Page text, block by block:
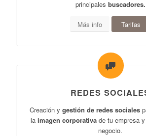
principales buscadores.
Más info Tarifas
REDES
Creación y gestión de redes sociales
la imagen corporativade tu empresa
negocio.